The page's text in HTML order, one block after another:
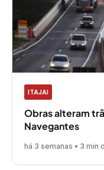
ITAJAI
Obras alteram
Navegantes
há 3 semanas • 3 min